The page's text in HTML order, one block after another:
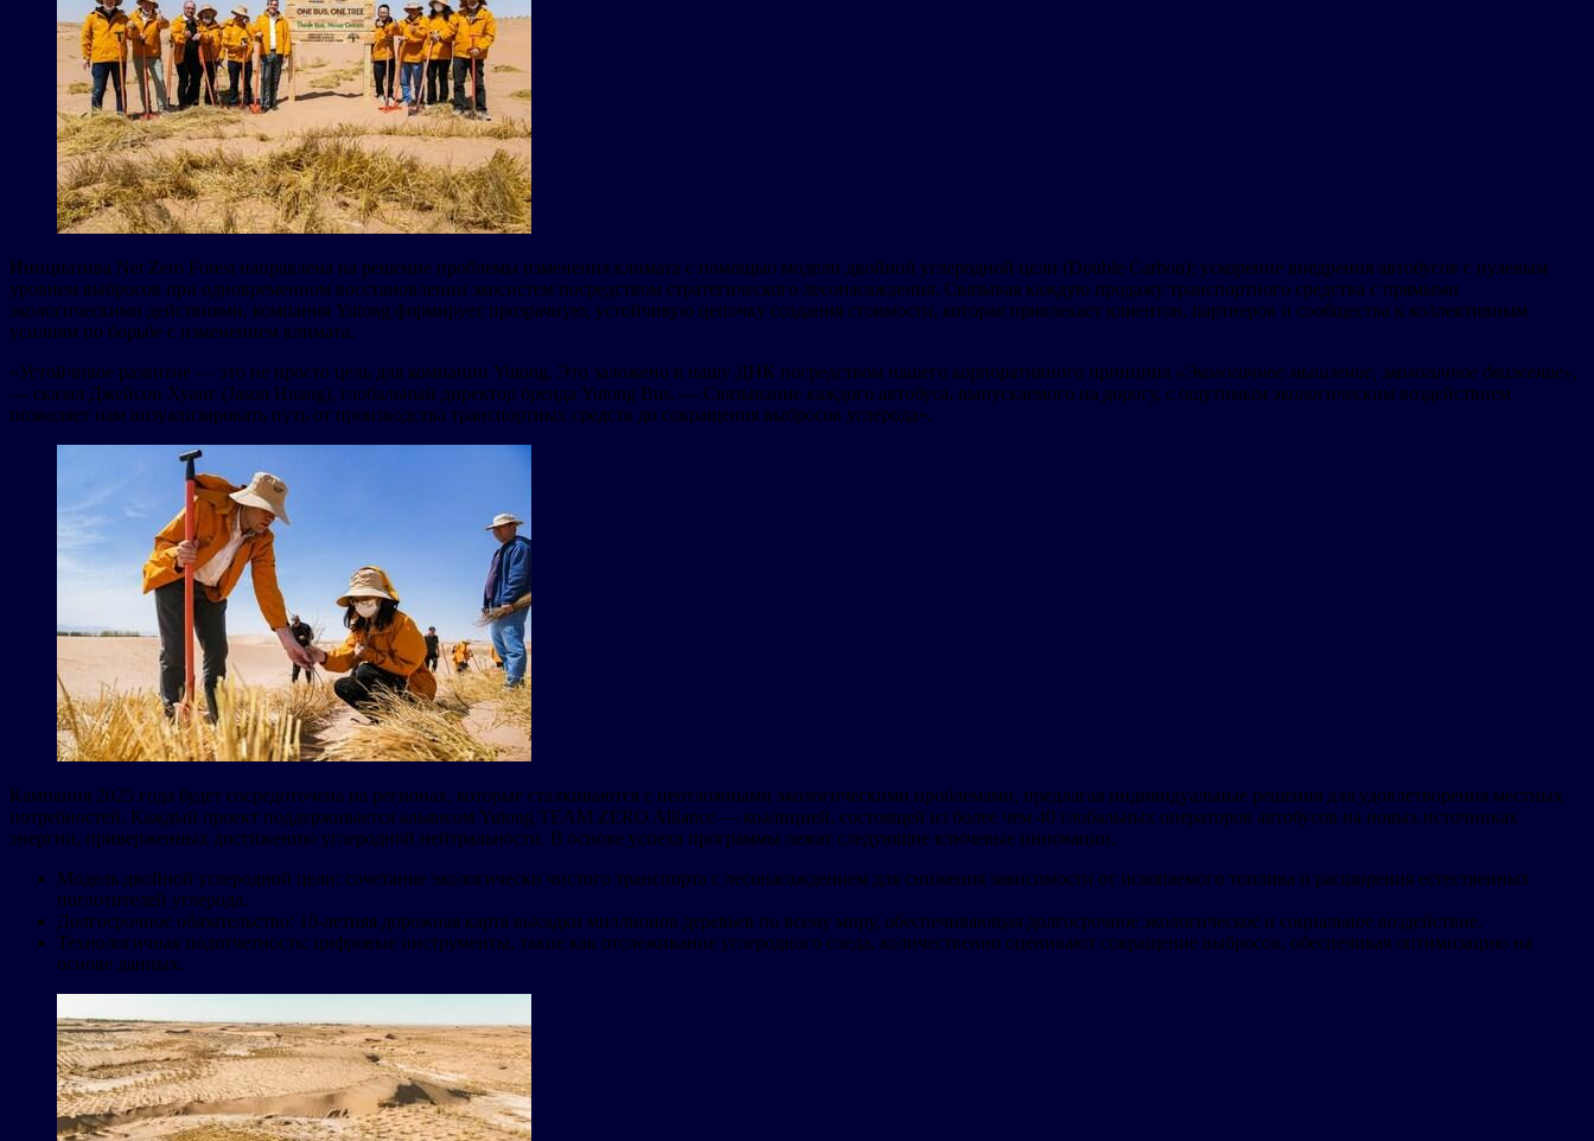
Инициатива Net Zero Forest направлена на решение проблемы изменения климата с помощью модели двойной углеродной цели (Double Carbon): ускорение внедрения автобусов с нулевым
уровнем выбросов при одновременном восстановлении экосистем посредством стратегического лесонасаждения. Связывая каждую продажу транспортного средства с прямыми
экологическими действиями, компания Yutong формирует прозрачную, устойчивую цепочку создания стоимости, которая привлекает клиентов, партнеров и сообщества к коллективным
усилиям по борьбе с изменением климата.
«Устойчивое развитие — это не просто цель для компании Yutong. Это заложено в нашу ДНК посредством нашего корпоративного принципа «Экологичное мышление, экологичное движение»,
— сказал Джейсон Хуанг (Jason Huang), глобальный директор бренда Yutong Bus. — Связывание каждого автобуса, выпускаемого на дорогу, с ощутимым экологическим воздействием
позволяет нам визуализировать путь от производства транспортных средств до сокращения выбросов углерода».
Кампания 2025 года будет сосредоточена на регионах, которые сталкиваются с неотложными экологическими проблемами, предлагая индивидуальные решения для удовлетворения местных
потребностей. Каждый проект поддерживается альянсом Yutong TEAM ZERO Alliance — коалицией, состоящей из более чем 40 глобальных операторов автобусов на новых источниках
энергии, приверженных достижению углеродной нейтральности. В основе успеха программы лежат следующие ключевые инновации.
Модель двойной углеродной цели: сочетание экологически чистого транспорта с лесонасаждением для снижения зависимости от ископаемого топлива и расширения естественных
поглотителей углерода.
Долгосрочное обязательство: 10-летняя дорожная карта высадки миллионов деревьев по всему миру, обеспечивающая долгосрочное экологическое и социальное воздействие.
Технологичная подотчетность: цифровые инструменты, такие как отслеживание углеродного следа, количественно оценивают сокращение выбросов, обеспечивая оптимизацию на
основе данных.